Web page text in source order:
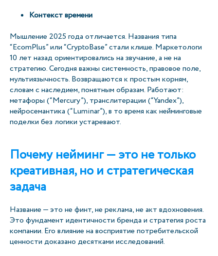
Контекст времени
Мышление 2025 года отличается. Названия типа
“EcomPlus” или “CryptoBase” стали клише. Маркетологи
10 лет назад ориентировались на звучание, а не на
стратегию. Сегодня важны системность, правовое поле,
мультиязычность. Возвращаются к простым корням,
словам с наследием, понятным образам. Работают:
метафоры (“Mercury”), транслитерации (“Yandex”),
нейросемантика (“Luminar”), в то время как нейминговые
поделки без логики устаревают.
Почему нейминг — это не только
креативная, но и стратегическая
задача
Название — это не финт, не реклама, не акт вдохновения.
Это фундамент идентичности бренда и стратегия роста
компании. Его влияние на восприятие потребительской
ценности доказано десятками исследований.